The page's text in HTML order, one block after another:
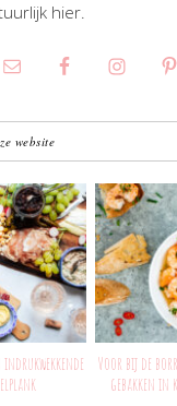
hier.
indrukwekkende
Voor bij de
gebakken